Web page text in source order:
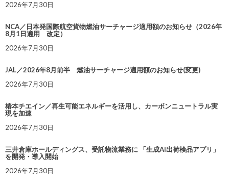
2026年7月30日
NCA／日本発国際航空貨物燃油サーチャージ適用額のお知らせ（2026年
8月1日適用 改定）
2026年7月30日
JAL／2026年8月前半 燃油サーチャージ適用額のお知らせ(変更)
2026年7月30日
椿本チエイン／再生可能エネルギーを活用し、カーボンニュートラル実
現を加速
2026年7月30日
三井倉庫ホールディングス、受託物流業務に 「生成AI出荷検品アプリ」
を開発・導入開始
2026年7月30日